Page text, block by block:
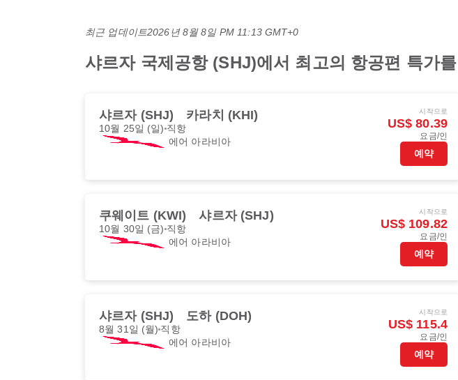
최근 업데이트2026년 8월 8일 PM 11:13 GMT+0
샤르자 국제공항 (SHJ)에서 최고의 항공편 특가
샤르자 (SHJ) 카라치 (KHI)
10월 25일 (일) 직항
에어 아라비아
시작으로
US$ 80.39
요금/인
예약
쿠웨이트 (KWI) 샤르자 (SHJ)
10월 30일 (금) 직항
에어 아라비아
시작으로
US$ 109.82
요금/인
예약
샤르자 (SHJ) 도하 (DOH)
8월 31일 (월) 직항
에어 아라비아
시작으로
US$ 115.4
요금/인
예약